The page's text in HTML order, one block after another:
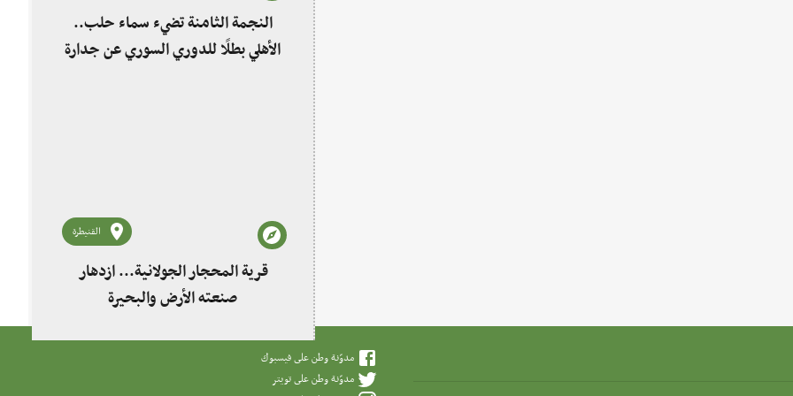
النجمة الثامنة تضيء سماء حلب..
الأهلي بطلًا للدوري السوري عن جدارة
القنيطرة
قرية المحجار الجولانية... ازدهار
صنعته الأرض والبحيرة
مدوّنة وطن على فيسبوك
مدوّنة وطن على تويتر